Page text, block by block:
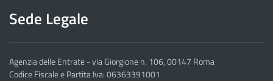
Sede Legale
Agenzia delle Entrate - via Giorgione n. 106, 00147 Roma
Codice Fiscale e Partita Iva: 06363391001